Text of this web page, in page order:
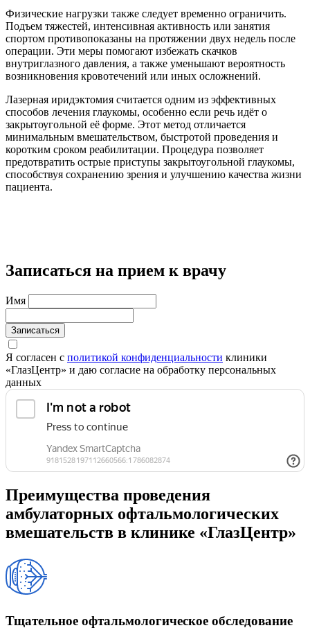
Физические нагрузки также следует временно ограничить.
Подъем тяжестей, интенсивная активность или занятия
спортом противопоказаны на протяжении двух недель после
операции. Эти меры помогают избежать скачков
внутриглазного давления, а также уменьшают вероятность
возникновения кровотечений или иных осложнений.
Лазерная иридэктомия считается одним из эффективных
способов лечения глаукомы, особенно если речь идёт о
закрытоугольной её форме. Этот метод отличается
минимальным вмешательством, быстротой проведения и
коротким сроком реабилитации. Процедура позволяет
предотвратить острые приступы закрытоугольной глаукомы,
способствуя сохранению зрения и улучшению качества жизни
пациента.
Записаться на прием к врачу
Имя
Записаться
Я согласен с политикой конфиденциальности клиники
«ГлазЦентр» и даю согласие на обработку персональных
данных
Преимущества проведения
амбулаторных офтальмологических
вмешательств в клинике «ГлазЦентр»
Тщательное офтальмологическое обследование